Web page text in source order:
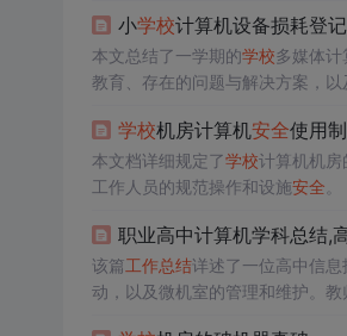
小学校计算机设备损耗登
本文总结了一学期的学校多媒体
教育、存在的问题与解决方案，以
学校机房计算机安全使用
本文档详细规定了学校计算机机房
工作人员的规范操作和设施安全
职业高中计算机学科总结,
该篇工作总结详述了一位高中信
动，以及微机室的管理和维护。教